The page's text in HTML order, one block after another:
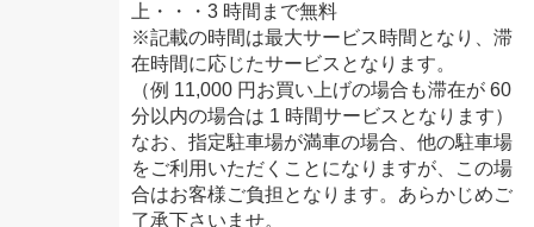
上・・・3 時間まで無料
※記載の時間は最大サービス時間となり、滞
在時間に応じたサービスとなります。
（例 11,000 円お買い上げの場合も滞在が 60
分以内の場合は 1 時間サービスとなります）
なお、指定駐車場が満車の場合、他の駐車場
をご利用いただくことになりますが、この場
合はお客様ご負担となります。あらかじめご
了承下さいませ。